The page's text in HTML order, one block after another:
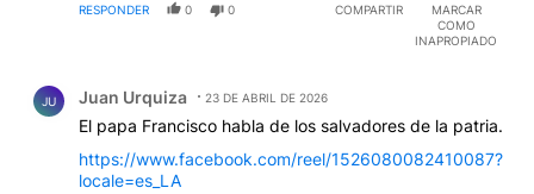
señor dante, pertenece a la religión que les obliga a
pagar el diezmo. Y sume usted el diezmo de millones
RESPONDER 0 0 COMPARTIR
MARCAR
COMO
INAPROPIADO
JU Juan Urquiza 23 DE ABRIL DE 2026
El papa Francisco habla de los salvadores de la patria.
https://www.facebook.com/reel/1526080082410087?
locale=es_LA